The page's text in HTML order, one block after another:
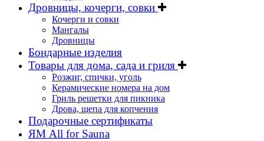
Дровницы, кочерги, совки
Кочерги и совки
Мангалы
Дровницы
Бондарные изделия
Товары для дома, сада и гриля
Розжиг, спички, уголь
Керамические номера на дом
Гриль решетки для пикника
Дрова, щепа для копчения
Подарочные сертификаты
ЯМ All for Sauna